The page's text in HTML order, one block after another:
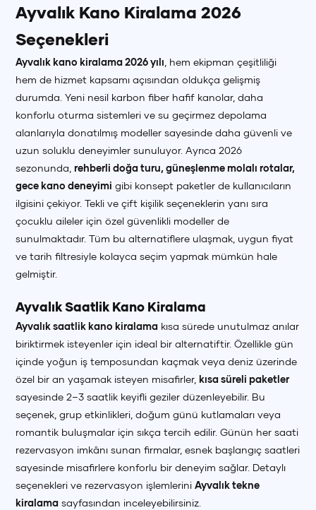
Ayvalık Kano Kiralama 2026
Seçenekleri
Ayvalık kano kiralama 2026 yılı , hem ekipman çeşitliliği
hem de hizmet kapsamı açısından oldukça gelişmiş
durumda. Yeni nesil karbon fiber hafif kanolar, daha
konforlu oturma sistemleri ve su geçirmez depolama
alanlarıyla donatılmış modeller sayesinde daha güvenli ve
uzun soluklu deneyimler sunuluyor. Ayrıca 2026
sezonunda, rehberli doğa turu, güneşlenme molalı rotalar,
gece kano deneyimi gibi konsept paketler de kullanıcıların
ilgisini çekiyor. Tekli ve çift kişilik seçeneklerin yanı sıra
çocuklu aileler için özel güvenlikli modeller de
sunulmaktadır. Tüm bu alternatiflere ulaşmak, uygun fiyat
ve tarih filtresiyle kolayca seçim yapmak mümkün hale
gelmiştir.
Ayvalık Saatlik Kano Kiralama
Ayvalık saatlik kano kiralama kısa sürede unutulmaz anılar
biriktirmek isteyenler için ideal bir alternatiftir. Özellikle gün
içinde yoğun iş temposundan kaçmak veya deniz üzerinde
özel bir an yaşamak isteyen misafirler, kısa süreli paketler
sayesinde 2–3 saatlik keyifli geziler düzenleyebilir. Bu
seçenek, grup etkinlikleri, doğum günü kutlamaları veya
romantik buluşmalar için sıkça tercih edilir. Günün her saati
rezervasyon imkânı sunan firmalar, esnek başlangıç saatleri
sayesinde misafirlere konforlu bir deneyim sağlar. Detaylı
seçenekleri ve rezervasyon işlemleriniAyvalık tekne
kiralama sayfasından inceleyebilirsiniz.